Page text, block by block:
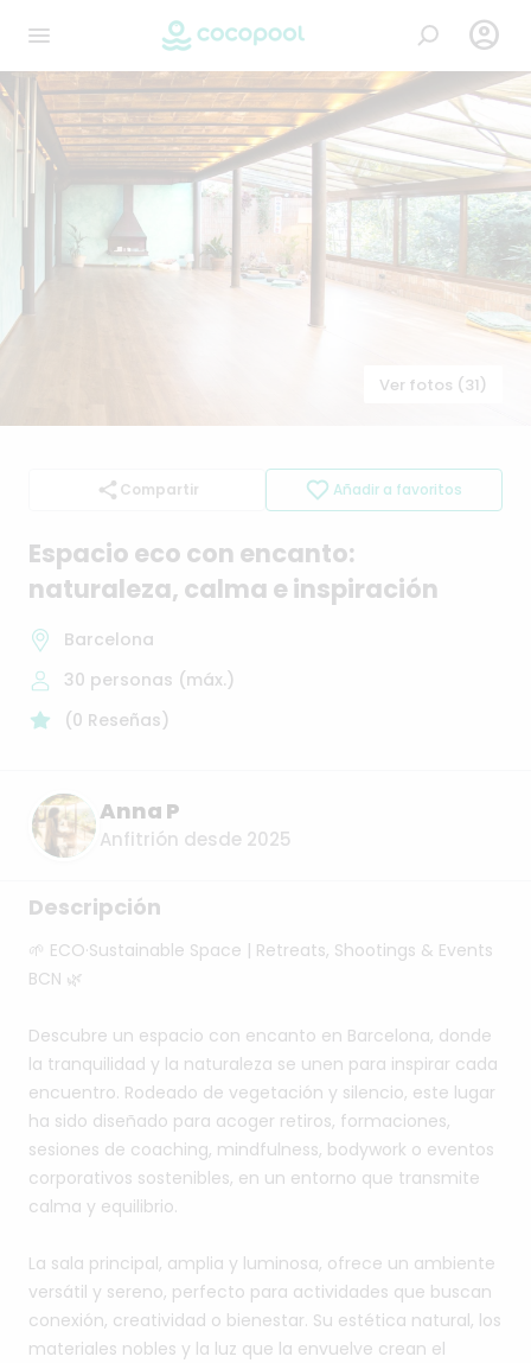

Ver fotos (31)
Compartir Añadir a favoritos
Espacio eco con encanto:
naturaleza​,​ calma e inspiración
Barcelona
30 personas (máx.)
(0 Reseñas)
Anna P
Anfitrión desde 2025
Descripción
🌱 ECO·Sustainable Space | Retreats, Shootings & Events
BCN 🌿
Descubre un espacio con encanto en Barcelona, donde
la tranquilidad y la naturaleza se unen para inspirar cada
encuentro. Rodeado de vegetación y silencio, este lugar
ha sido diseñado para acoger retiros, formaciones,
sesiones de coaching, mindfulness, bodywork o eventos
corporativos sostenibles, en un entorno que transmite
calma y equilibrio.
La sala principal, amplia y luminosa, ofrece un ambiente
versátil y sereno, perfecto para actividades que buscan
conexión, creatividad o bienestar. Su estética natural, los
materiales nobles y la luz que la envuelve crean el